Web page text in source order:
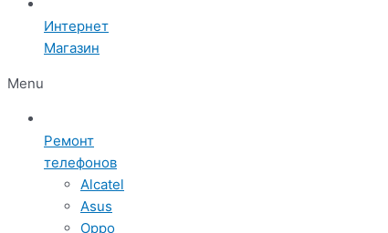
Интернет
Магазин
Menu
Ремонт
телефонов
Alcatel
Asus
Oppo